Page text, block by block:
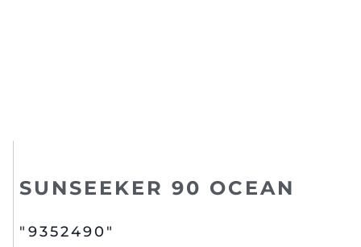
SUNSEEKER 90 OCEAN
"9352490"